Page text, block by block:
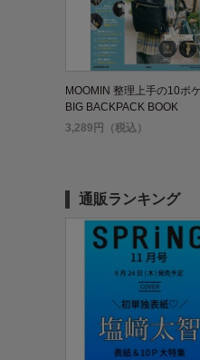
MOOMIN 整理上手の10ポ
BIG BACKPACK BOOK
3,289円（税込）
通販ランキング